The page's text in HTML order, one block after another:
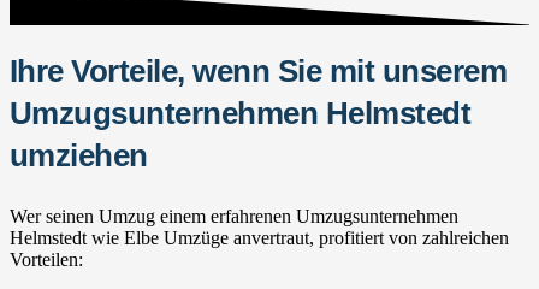
Ihre Vorteile, wenn Sie mit unserem
Umzugsunternehmen Helmstedt
umziehen
Wer seinen Umzug einem erfahrenen Umzugsunternehmen
Helmstedt wie Elbe Umzüge anvertraut, profitiert von zahlreichen
Vorteilen: